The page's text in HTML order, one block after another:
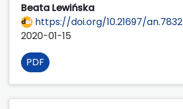
Beata Lewińska
https://doi.org/10.21697/an.7832
2020-01-15
PDF